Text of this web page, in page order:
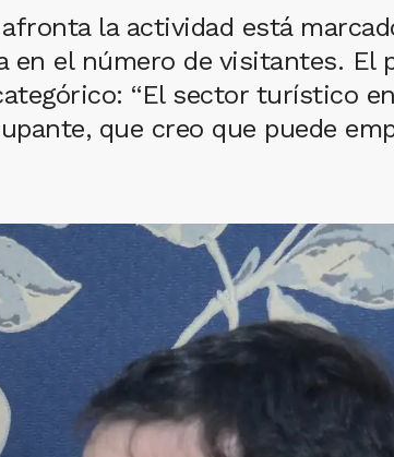
la actividad está
el número de visitantes. El
“El sector turístico
que creo que puede